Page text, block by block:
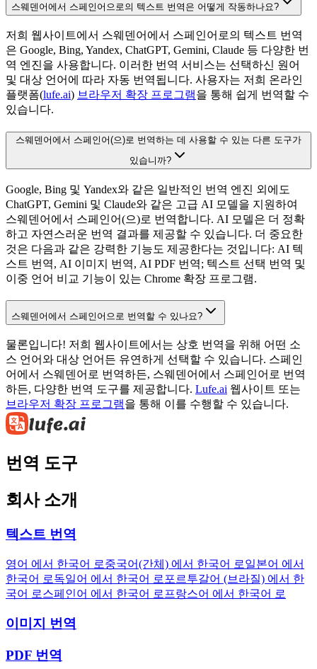
스웨덴어에서 스페인어으로의 텍스트 번역은 어떻게 작동하나요?
저희 웹사이트에서 스웨덴어에서 스페인어로의 텍스트 번역
은 Google, Bing, Yandex, ChatGPT, Gemini, Claude 등 다양한 번
역 엔진을 사용합니다. 이러한 번역 서비스는 선택하신 원어
및 대상 언어에 따라 자동 번역됩니다. 사용자는 저희 온라인
플랫폼(lufe.ai) 브라우저 확장 프로그램을 통해 쉽게 번역할 수
있습니다.
스웨덴어에서 스페인어(으)로 번역하는 데 사용할 수 있는 다른 도구가
있습니까?
Google, Bing 및 Yandex와 같은 일반적인 번역 엔진 외에도
ChatGPT, Gemini 및 Claude와 같은 고급 AI 모델을 지원하여
스웨덴어에서 스페인어(으)로 번역합니다. AI 모델은 더 정확
하고 자연스러운 번역 결과를 제공할 수 있습니다. 더 중요한
것은 다음과 같은 강력한 기능도 제공한다는 것입니다: AI 텍
스트 번역, AI 이미지 번역, AI PDF 번역; 텍스트 선택 번역 및
이중 언어 비교 기능이 있는 Chrome 확장 프로그램.
스웨덴어에서 스페인어으로 번역할 수 있나요?
물론입니다! 저희 웹사이트에서는 상호 번역을 위해 어떤 소
스 언어와 대상 언어든 유연하게 선택할 수 있습니다. 스페인
어에서 스웨덴어로 번역하든, 스웨덴어에서 스페인어로 번역
하든, 다양한 번역 도구를 제공합니다. Lufe.ai 웹사이트 또는
브라우저 확장 프로그램을 통해 이를 수행할 수 있습니다.
번역 도구
회사 소개
텍스트 번역
영어 에서 한국어 로중국어(간체) 에서 한국어 로일본어 에서
한국어 로독일어 에서 한국어 로 포르투갈어 (브라질) 에서 한
국어 로스페인어 에서 한국어 로 프랑스어 에서 한국어 로
이미지 번역
PDF 번역